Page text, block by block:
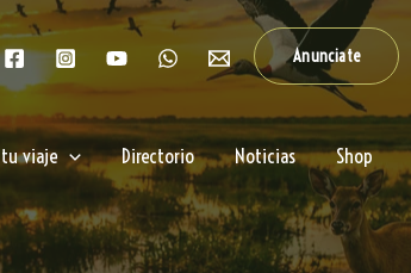
Anunciate
viaje Directorio Noticias Shop